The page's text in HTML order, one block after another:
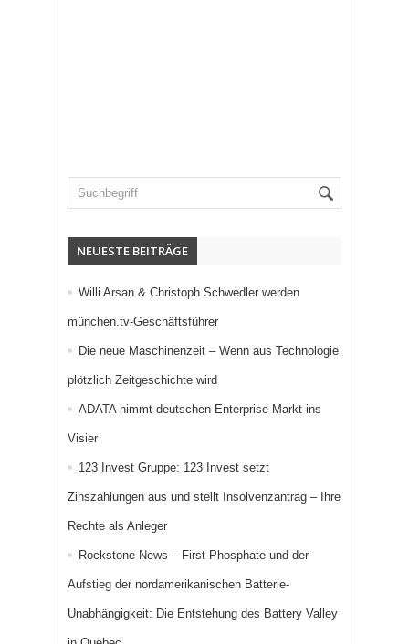
NEUESTE BEITRÄGE
Willi Arsan & Christoph Schwedler werden
münchen.tv-Geschäftsführer
Die neue Maschinenzeit – Wenn aus Technologie
plötzlich Zeitgeschichte wird
ADATA nimmt deutschen Enterprise-Markt ins
Visier
123 Invest Gruppe: 123 Invest setzt
Zinszahlungen aus und stellt Insolvenzantrag – Ihre
Rechte als Anleger
Rockstone News – First Phosphate und der
Aufstieg der nordamerikanischen Batterie-
Unabhängigkeit: Die Entstehung des Battery Valley